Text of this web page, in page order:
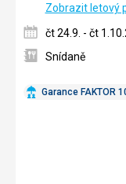
Garance FAKTOR
Zobrazit letový
čt 24.9. - čt
Snídaně